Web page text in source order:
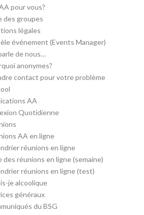
pour vous?
des groupes
légales
événement (Events Manager)
de nous…
anonymes?
contact pour votre problème
AA
Quotidienne
AA en ligne
réunions en ligne
des réunions en ligne (semaine)
réunions en ligne (test)
je alcoolique
généraux
du BSG